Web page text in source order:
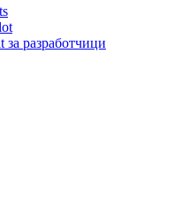
разработчици